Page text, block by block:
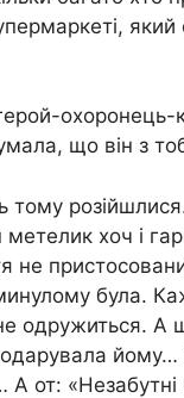
який
охоронець-
що він з
тому розійшлися.
метелик хоч і
не
була.
не одружиться.
йому…
А от: «Незабутні